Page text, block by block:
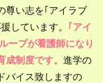
尊い志を｢アイラブ
しています。 ｢アイ
ープが看護師になり
成制度です。進学の
バイス致しますの